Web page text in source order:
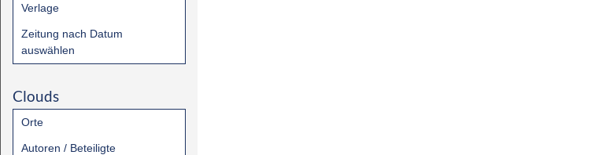
Verlage
Zeitung nach Datum
auswählen
Clouds
Orte
Autoren / Beteiligte